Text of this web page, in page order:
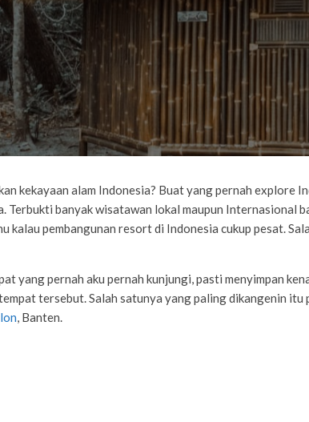
kekayaan alam Indonesia? Buat yang pernah explore
Terbukti banyak wisatawan lokal maupun Internasional
kalau pembangunan resort di Indonesia cukup pesat.
yang pernah aku pernah kunjungi, pasti menyimpan
tersebut. Salah satunya yang paling dikangenin itu
, Banten.